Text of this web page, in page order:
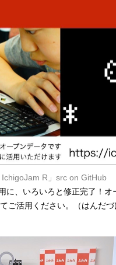
R」 src on GitHub
に、いろいろと修正完了！
ご活用ください。（はんだ